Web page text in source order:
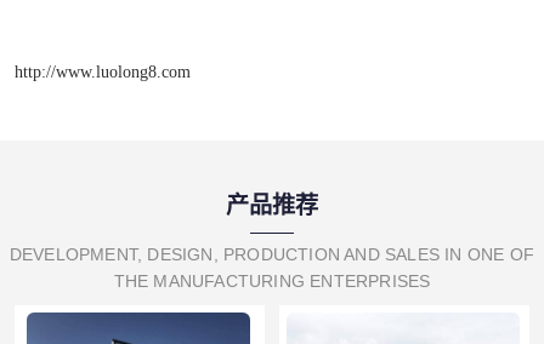
http://www.luolong8.com
产品推荐
DEVELOPMENT, DESIGN, PRODUCTION AND SALES IN ONE OF
THE MANUFACTURING ENTERPRISES